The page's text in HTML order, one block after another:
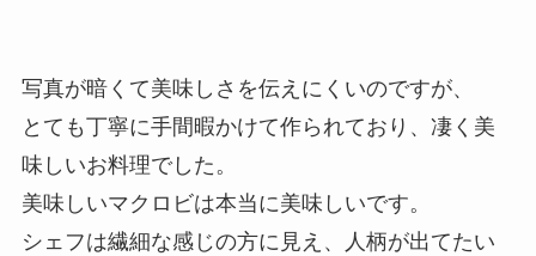
写真が暗くて美味しさを伝えにくいのですが、
とても丁寧に手間暇かけて作られており、凄く美
味しいお料理でした。
美味しいマクロビは本当に美味しいです。
シェフは繊細な感じの方に見え、人柄が出てたい